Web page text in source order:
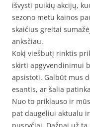
išvysti puikių akcijų,
sezono metu kainos
skaičius greitai
anksčiau.
Kokį viešbutį rinktis
skirti apgyvendinimui
apsistoti. Galbūt mus
esantis, ar šalia
Nuo to priklauso ir
pat daugeliui aktualu